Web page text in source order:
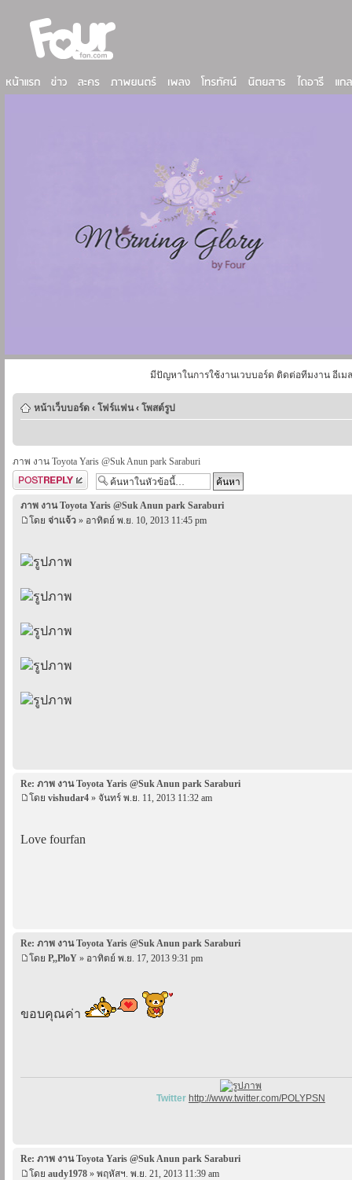
มีปัญหาในการใช้งานเวบบอร์ด ติดต่อทีมงาน อีเม
หน้าเว็บบอร์ด ‹ โฟร์แฟน ‹ โพสต์รูป
ภาพ งาน Toyota Yaris @Suk Anun park Saraburi
ตอบกระทู้
ภาพ งาน Toyota Yaris @Suk Anun park Saraburi
โดย จ่าเเจ้ว » อาทิตย์ พ.ย. 10, 2013 11:45 pm
Re: ภาพ งาน Toyota Yaris @Suk Anun park Saraburi
โดย vishudar4 » จันทร์ พ.ย. 11, 2013 11:32 am
Love fourfan
Re: ภาพ งาน Toyota Yaris @Suk Anun park Saraburi
โดย P,,PloY » อาทิตย์ พ.ย. 17, 2013 9:31 pm
ขอบคุณค่า
Twitter http://www.twitter.com/POLYPSN
Re: ภาพ งาน Toyota Yaris @Suk Anun park Saraburi
โดย audy1978 » พฤหัสฯ. พ.ย. 21, 2013 11:39 am